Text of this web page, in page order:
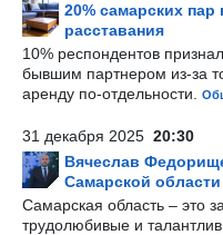
20% самарских
расставания
10% респондентов
бывшим партнером из-за
аренду по-отдельности.
31 декабря 2025 20:30
Вячеслав
Самарской
Самарская область – это
трудолюбивые и